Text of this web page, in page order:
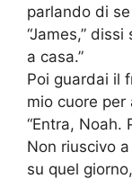
parlando di
“James,”
a casa.”
Poi guardai il
mio cuore per
“Entra, Noah.
Non riuscivo
su quel